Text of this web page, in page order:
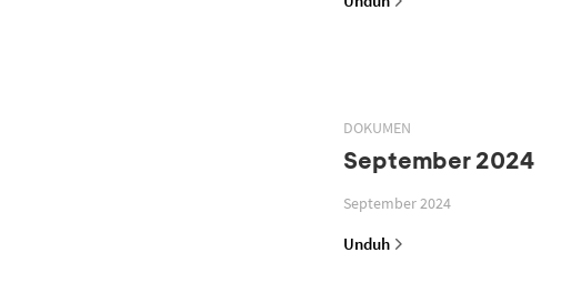
DOKUMEN
September 2024
September 2024
Unduh